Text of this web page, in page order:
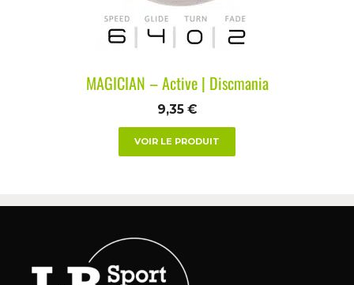
MAGICIAN – Active | Discmania
9,35 €
VOIR LE PRODUIT